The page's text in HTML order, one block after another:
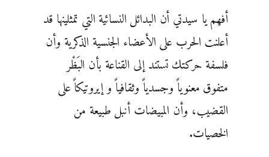
أفهم يا سيدتي أن البدائل النسائية التي تمثلينها قد
أعلنت الحرب على الأعضاء الجنسية الذكرية وأن
فلسفة حركتك تستند إلى القناعة بأن البَظْر
متفوق معنوياً وجسدياً وثقافياً و إيروتيكاً على
القضيب، وأن المبيضات أنبل طبيعة من
الخصيات.